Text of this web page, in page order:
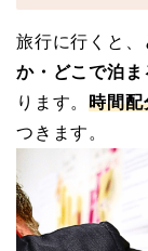
旅行に行くと、
か・どこで泊ま
ります。時間配
つきます。